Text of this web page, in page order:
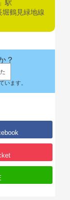
駅
鶴見緑地線
？
います。